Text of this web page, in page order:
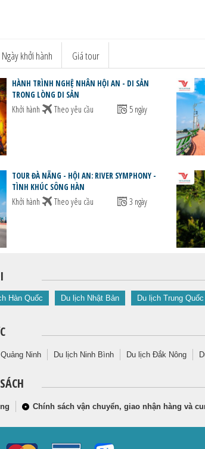
Ngày khởi hành Giá tour
HÀNH TRÌNH NGHỆ NHÂN HỘI AN - DI SẢN
TRONG LÒNG DI SẢN
Khởi hành Theo yêu cầu 5 ngày
TOUR ĐÀ NẴNG - HỘI AN: RIVER SYMPHONY -
TÌNH KHÚC SÔNG HÀN
Khởi hành Theo yêu cầu 3 ngày
Hàn Quốc Du lịch Nhật Bản Du lịch Trung Quốc
Ninh Du lịch Ninh Bình Du lịch Đắk Nông
Chính sách vận chuyển, giao nhận hàng và